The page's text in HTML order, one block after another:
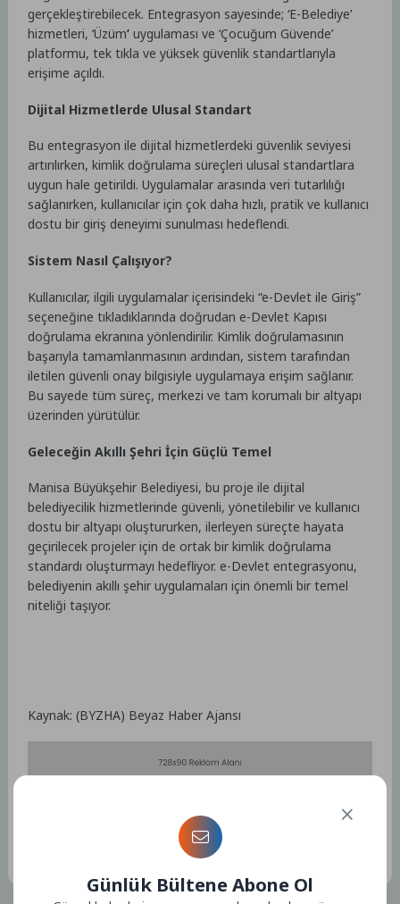
gerçekleştirebilecek. Entegrasyon sayesinde; ‘E-Belediye’
hizmetleri, ‘Üzüm’ uygulaması ve ‘Çocuğum Güvende’
platformu, tek tıkla ve yüksek güvenlik standartlarıyla
erişime açıldı.
Dijital Hizmetlerde Ulusal Standart
Bu entegrasyon ile dijital hizmetlerdeki güvenlik seviyesi
artırılırken, kimlik doğrulama süreçleri ulusal standartlara
uygun hale getirildi. Uygulamalar arasında veri tutarlılığı
sağlanırken, kullanıcılar için çok daha hızlı, pratik ve kullanıcı
dostu bir giriş deneyimi sunulması hedeflendi.
Sistem Nasıl Çalışıyor?
Kullanıcılar, ilgili uygulamalar içerisindeki “e-Devlet ile Giriş”
seçeneğine tıkladıklarında doğrudan e-Devlet Kapısı
doğrulama ekranına yönlendirilir. Kimlik doğrulamasının
başarıyla tamamlanmasının ardından, sistem tarafından
iletilen güvenli onay bilgisiyle uygulamaya erişim sağlanır.
Bu sayede tüm süreç, merkezi ve tam korumalı bir altyapı
üzerinden yürütülür.
Geleceğin Akıllı Şehri İçin Güçlü Temel
Manisa Büyükşehir Belediyesi, bu proje ile dijital
belediyecilik hizmetlerinde güvenli, yönetilebilir ve kullanıcı
dostu bir altyapı oluştururken, ilerleyen süreçte hayata
geçirilecek projeler için de ortak bir kimlik doğrulama
standardı oluşturmayı hedefliyor. e-Devlet entegrasyonu,
belediyenin akıllı şehir uygulamaları için önemli bir temel
niteliği taşıyor.
Kaynak: (BYZHA) Beyaz Haber Ajansı
Bu yazıya ait etiket bulunamadı.
Günlük Bültene Abone Ol